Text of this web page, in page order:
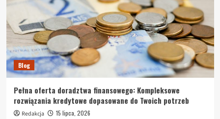
Blog
Pełna oferta doradztwa finansowego: Kompleksowe
rozwiązania kredytowe dopasowane do Twoich potrzeb
Redakcja 15 lipca, 2026